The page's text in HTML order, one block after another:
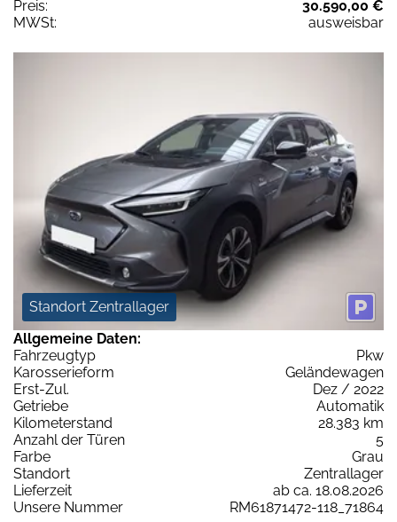
Preis:
30.590,00 €
MWSt:
ausweisbar
Standort Zentrallager
Allgemeine Daten:
Fahrzeugtyp
Pkw
Karosserieform
Geländewagen
Erst-Zul.
Dez / 2022
Getriebe
Automatik
Kilometerstand
28.383 km
Anzahl der Türen
5
Farbe
Grau
Standort
Zentrallager
Lieferzeit
ab ca. 18.08.2026
Unsere Nummer
RM61871472-118_71864